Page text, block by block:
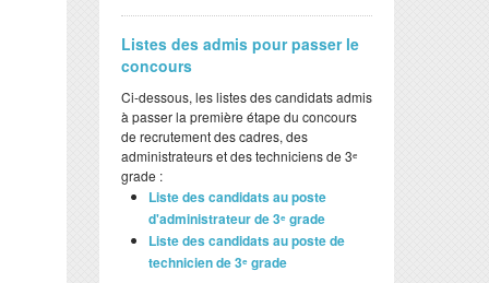
Listes des admis pour passer le
concours
Ci-dessous, les listes des candidats admis
à passer la première étape du concours
de recrutement des cadres, des
administrateurs et des techniciens de 3ᵉ
grade :
Liste des candidats au poste
d'administrateur de 3ᵉ grade
Liste des candidats au poste de
technicien de 3ᵉ grade